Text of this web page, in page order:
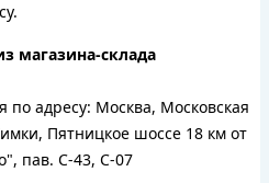
магазина-склада
по адресу: Москва, Московская
Пятницкое шоссе 18 км от
пав. С-43, С-07